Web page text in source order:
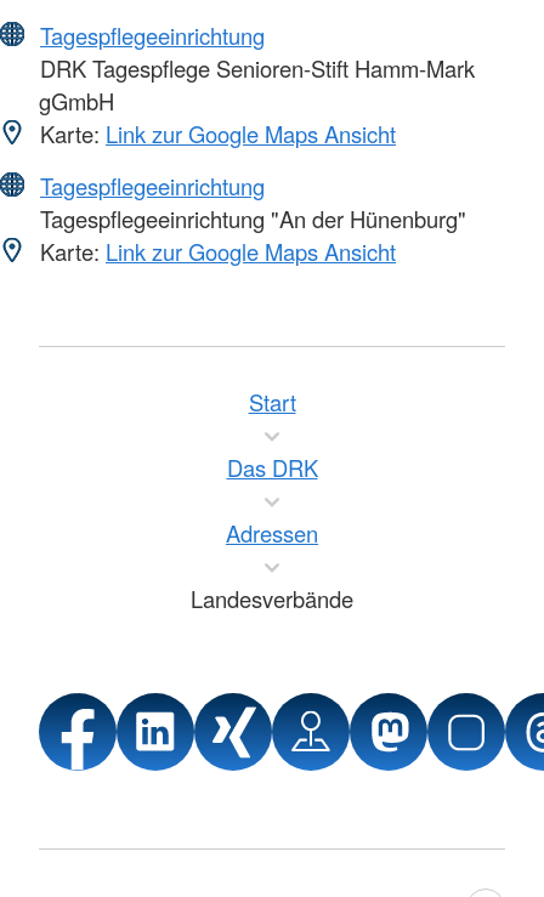
Tagespflegeeinrichtung
DRK Tagespflege Senioren-Stift Hamm-Mark
gGmbH
Karte: Link zur Google Maps Ansicht
Tagespflegeeinrichtung
Tagespflegeeinrichtung "An der Hünenburg"
Karte: Link zur Google Maps Ansicht
Start
Das DRK
Adressen
Landesverbände